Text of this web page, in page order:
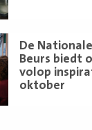
De
Beurs biedt
volop
oktober